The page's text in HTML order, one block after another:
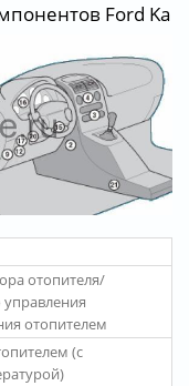
Ford Ka
отопителя/
отопителем
(с